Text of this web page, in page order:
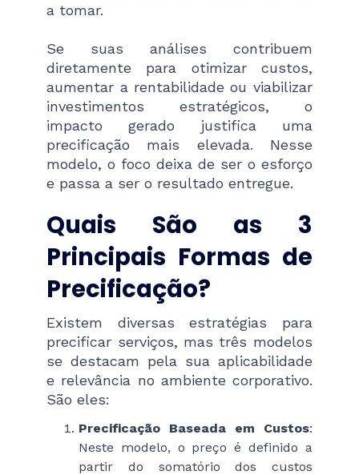
a tomar.
Se suas análises contribuem
diretamente para otimizar custos,
aumentar a rentabilidade ou viabilizar
investimentos estratégicos, o
impacto gerado justifica uma
precificação mais elevada. Nesse
modelo, o foco deixa de ser o esforço
e passa a ser o resultado entregue.
Quais São as 3
Principais Formas de
Precificação?
Existem diversas estratégias para
precificar serviços, mas três modelos
se destacam pela sua aplicabilidade
e relevância no ambiente corporativo.
São eles:
Precificação Baseada em Custos:
Neste modelo, o preço é definido a
partir do somatório dos custos